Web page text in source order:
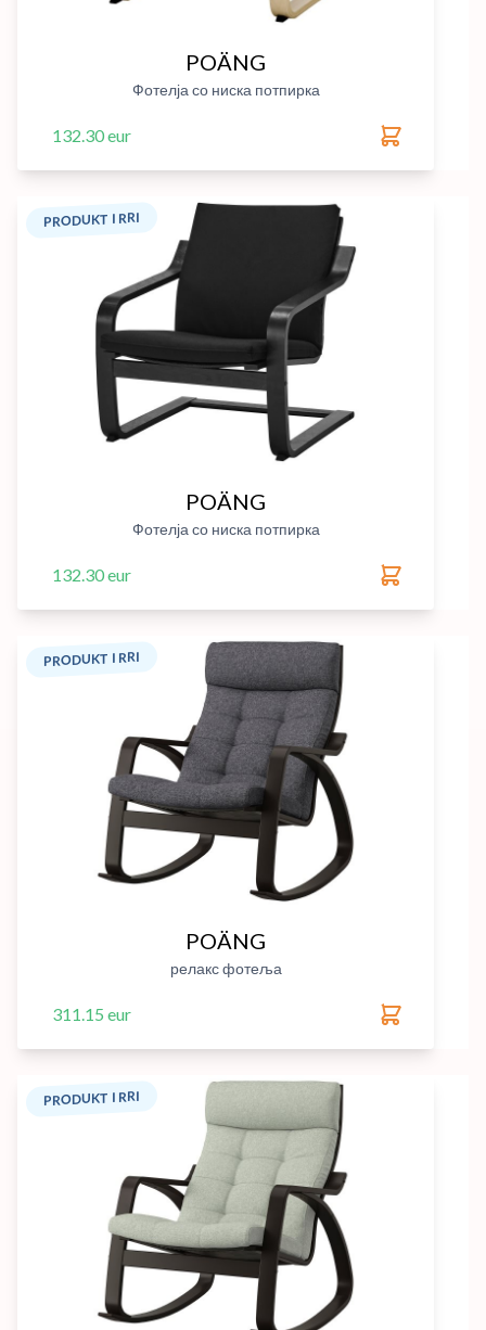
POÄNG
Фотелја со ниска потпирка
132.30 eur
PRODUKT I RRI
POÄNG
Фотелја со ниска потпирка
132.30 eur
PRODUKT I RRI
POÄNG
релакс фотеља
311.15 eur
PRODUKT I RRI